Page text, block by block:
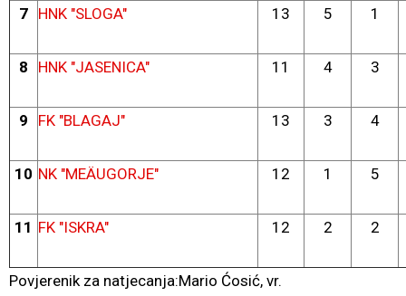
7 HNK "SLOGA" 13 5 1
8 HNK "JASENICA" 11 4 3
9 FK "BLAGAJ" 13 3 4
10 NK "MEÄUGORJE" 12 1 5
11 FK "ISKRA" 12 2 2
Povjerenik za natjecanja:Mario Ćosić, vr.